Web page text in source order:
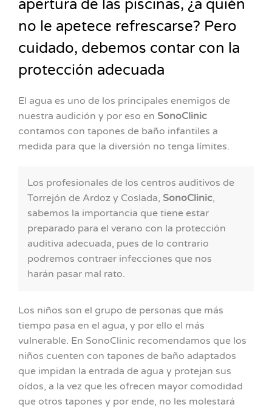
apertura de las piscinas, ¿a quién
no le apetece refrescarse? Pero
cuidado, debemos contar con la
protección adecuada
El agua es uno de los principales enemigos de
nuestra audición y por eso en SonoClinic
contamos con tapones de baño infantiles a
medida para que la diversión no tenga límites.
Los profesionales de los centros auditivos de
Torrejón de Ardoz y Coslada, SonoClinic,
sabemos la importancia que tiene estar
preparado para el verano con la protección
auditiva adecuada, pues de lo contrario
podremos contraer infecciones que nos
harán pasar mal rato.
Los niños son el grupo de personas que más
tiempo pasa en el agua, y por ello el más
vulnerable. En SonoClinic recomendamos que los
niños cuenten con tapones de baño adaptados
que impidan la entrada de agua y protejan sus
oídos, a la vez que les ofrecen mayor comodidad
que otros tapones y por ende, no les molestará